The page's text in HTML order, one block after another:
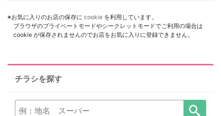
※お気に入りのお店の保存に cookie を利用しています。
ブラウザのプライベートモードやシークレットモードでご利用の場合は
cookie が保存されませんのでお店をお気に入りに登録できません。
チラシを探す